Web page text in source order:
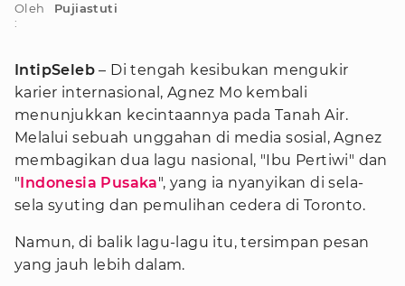
Oleh
:
Pujiastuti
IntipSeleb – Di tengah kesibukan mengukir
karier internasional, Agnez Mo kembali
menunjukkan kecintaannya pada Tanah Air.
Melalui sebuah unggahan di media sosial, Agnez
membagikan dua lagu nasional, "Ibu Pertiwi" dan
"Indonesia Pusaka", yang ia nyanyikan di sela-
sela syuting dan pemulihan cedera di Toronto.
Namun, di balik lagu-lagu itu, tersimpan pesan
yang jauh lebih dalam.